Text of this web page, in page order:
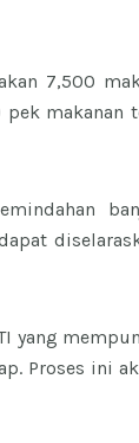
7,500
pek
yang
Proses ini